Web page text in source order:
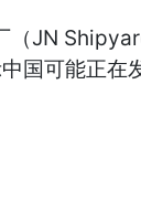
JN
可能正在